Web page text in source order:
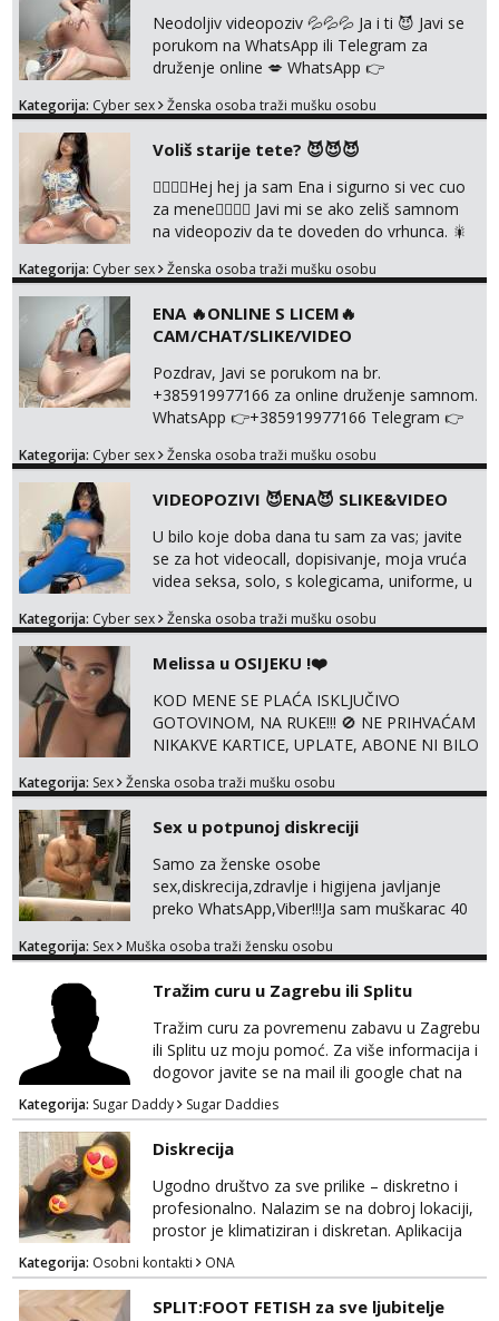
DRUZENJA UZIVO🤬
Neodoljiv videopoziv 💦💦💦 Ja i ti 😈 Javi se
porukom na WhatsApp ili Telegram za
druženje online 💋 WhatsApp 👉
@enafriedrichkis NEE radimo sastnke uzivo
Kategorija: Cyber sex Ženska osoba traži mušku osobu
Voliš starije tete? 😈😈😈
❤️‍🔥❤️‍🔥Hej hej ja sam Ena i sigurno si vec cuo
za mene❤️‍🔥❤️‍🔥 Javi mi se ako zeliš samnom
na videopoziv da te doveden do vrhunca. 🎇
@enafriedrichkis Radim samo ONLINE I
Kategorija: Cyber sex Ženska osoba traži mušku osobu
ENA 🔥ONLINE S LICEM🔥
CAM/CHAT/SLIKE/VIDEO
Pozdrav, Javi se porukom na br.
+385919977166 za online druženje samnom.
WhatsApp 👉+385919977166 Telegram 👉
solo i s partnerom, kolegicama
haljine, štikle, samostojeće itd. Nudim
svakakva videa seksa, pušenje, razne
lokacije, suradnje s kolegicama, fetiši..
Dopisivanje i slike također radim. NIŠTA UŽI...
Kategorija: Cyber sex Ženska osoba traži mušku osobu
VIDEOPOZIVI 😈ENA😈 SLIKE&VIDEO
U bilo koje doba dana tu sam za vas; javite
se za hot videocall, dopisivanje, moja vruća
videa seksa, solo, s kolegicama, uniforme, u
+385919977166 Telegram 👉
UŽIVO
Kategorija: Cyber sex Ženska osoba traži mušku osobu
Melissa u OSIJEKU !❤️
KOD MENE SE PLAĆA ISKLJUČIVO
GOTOVINOM, NA RUKE!!! 🚫 NE PRIHVAĆAM
NIKAKVE KARTICE, UPLATE, ABONE NI BILO
SAMO GOTOVINA!!! Moje fotografije su
za dopisivanja Za dogovor mi piši direktno na
WhatsApp – ako znaš što želiš, bit će ti
nagrađeno.
Kategorija: Sex Ženska osoba traži mušku osobu
Sex u potpunoj diskreciji
Samo za ženske osobe
sex,diskrecija,zdravlje i higijena javljanje
preko WhatsApp,Viber!!!Ja sam muškarac 40
sve stvar dogovora otvoren za sve
Kategorija: Sex Muška osoba traži žensku osobu
Tražim curu u Zagrebu ili Splitu
Tražim curu za povremenu zabavu u Zagrebu
ili Splitu uz moju pomoć. Za više informacija i
dogovor javite se na mail ili google chat na
oneofakind999111@gmail.com
Kategorija: Sugar Daddy Sugar Daddies
Diskrecija
Ugodno društvo za sve prilike – diskretno i
profesionalno. Nalazim se na dobroj lokaciji,
prostor je klimatiziran i diskretan. Aplikacija
what sapp 0957660399.
Kategorija: Osobni kontakti ONA
SPLIT:FOOT FETISH za sve ljubitelje